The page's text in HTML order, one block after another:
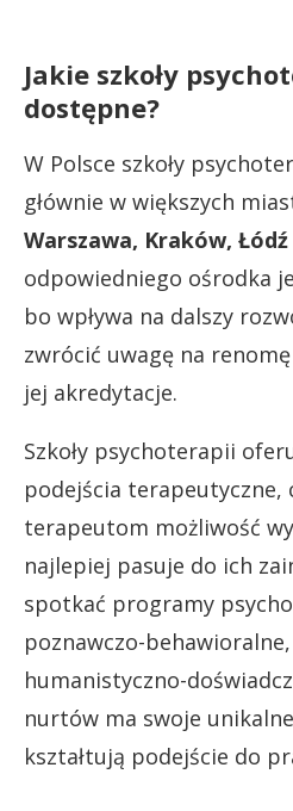
Jakie szkoły
dostępne?
W Polsce szkoły
głównie w większych
Warszawa, Kraków, Łódź
odpowiedniego ośrodka
bo wpływa na dalszy
zwrócić uwagę na
jej akredytacje.
Szkoły psychoterapii
podejścia terapeutyczne,
terapeutom możliwość
najlepiej pasuje do ich
spotkać programy
poznawczo-
humanistyczno-
nurtów ma swoje
kształtują podejście do